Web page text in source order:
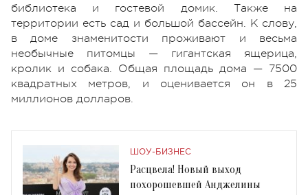
библиотека и гостевой домик. Также на
территории есть сад и большой бассейн. К слову,
в доме знаменитости проживают и весьма
необычные питомцы — гигантская ящерица,
кролик и собака. Общая площадь дома — 7500
квадратных метров, и оценивается он в 25
миллионов долларов.
ШОУ-БИЗНЕС
Расцвела! Новый выход
похорошевшей Анджелины